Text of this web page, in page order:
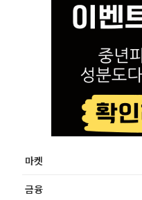
마켓
금융